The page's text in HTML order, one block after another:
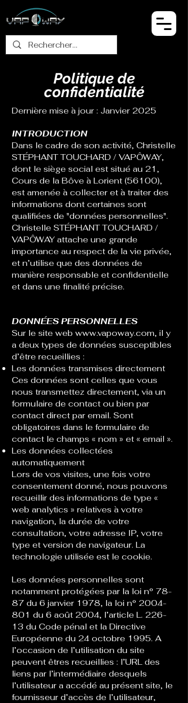
Politique de
confidentialité
Dernière mise à jour : Janvier 2025
INTRODUCTION
Dans le cadre de son activité, Christelle
STÉPHANT TOUCHARD / VAPÔWAY,
dont le siège social est situé au 21,
Cours de la Bôve à Lorient (56100),
est amenée à collecter et à traiter des
informations dont certaines sont
qualifiées de "données personnelles".
Christelle STÉPHANT TOUCHARD /
VAPÔWAYattache une grande
importance au respect de la vie privée,
et n’utilise que des données de
manière responsable et confidentielle
et dans une finalité précise.
DONNÉES PERSONNELLES
Sur le site web www.vapoway.com, il y
a deux types de données susceptibles
d’être recueillies :
Les données transmises directement
Ces données sont celles que vous
nous transmettez directement, via un
formulaire de contact ou bien par
contact direct par email. Sont
obligatoires dans le formulaire de
contact le champs « nom » et « email ».
Les données collectées
automatiquement
Lors de vos visites, une fois votre
consentement donné, nous pouvons
recueillir des informations de type «
web analytics » relatives à votre
navigation, la durée de votre
consultation, votre adresse IP, votre
type et version de navigateur. La
technologie utilisée est le cookie.
Les données personnelles sont
notamment protégées par la loi n° 78-
87 du 6 janvier 1978, la loi n° 2004-
801 du 6 août 2004, l’article L. 226-
13 du Code pénal et la Directive
Européenne du 24 octobre 1995. A
l’occasion de l’utilisation du site
peuvent êtres recueillies : l’URL des
liens par l’intermédiaire desquels
l’utilisateur a accédé au présent site, le
fournisseur d’accès de l’utilisateur,